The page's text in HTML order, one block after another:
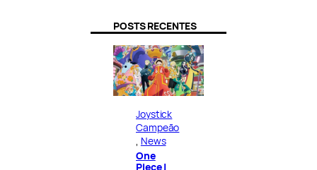
POSTS RECENTES
Joystick
Campeão
News
One
Piece |